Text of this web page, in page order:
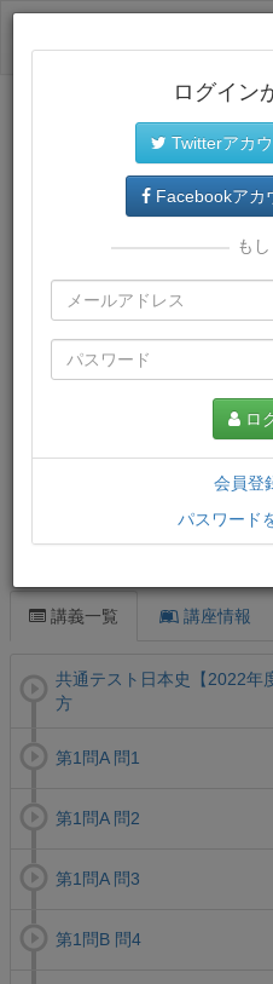
プレミアム会員では、教材が
再生環境が提供されます。
講義一覧 講座情報
共通テスト日本史【2022年
方
第1問A 問1
第1問A 問2
第1問A 問3
第1問B 問4
ログイン
Twitterアカ
Facebookアカ
も
ロ
会員登
パスワード